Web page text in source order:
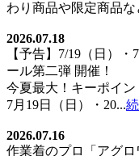
わり商品や限定商品な
2026.07.18
【予告】7/19（日）
ール第二弾 開催！
今夏最大！キーポイン
7月19日（日）・20...
2026.07.16
作業着のプロ「アグ